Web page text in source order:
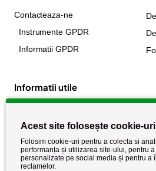
Contacteaza-ne
Instrumente GPDR
Informatii GPDR
Informatii utile
Politica de cookie
Acest site folosește cookie-uri
Folosim cookie-uri pentru a colecta si
performanța și utilizarea site-ului, pentru
personalizate pe social media și pentru a
reclamelor.